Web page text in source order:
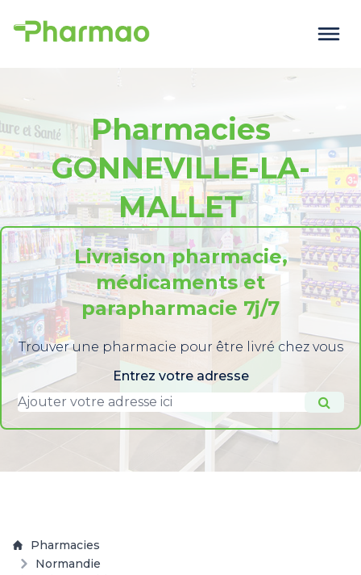
Pharmacies
GONNEVILLE-LA-
MALLET
Livraison pharmacie,
médicaments et
parapharmacie 7j/7
Trouver une pharmacie pour être livré chez vous
Entrez votre adresse
Pharmacies
Normandie